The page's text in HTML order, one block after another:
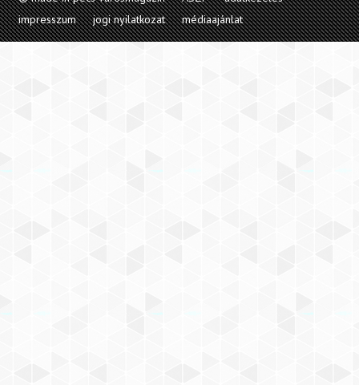
impresszum
jogi nyilatkozat médiaajánlat